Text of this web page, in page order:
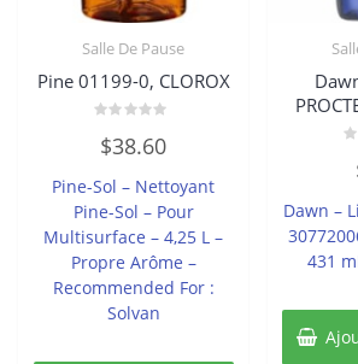
Salle De Pause
Pine 01199-0, CLOROX
0
sur
$38.60
Pine-Sol – Nettoyant
Pine-Sol – Pour
Multisurface – 4,25 L –
Propre Arôme –
Recommended For :
Solvan
Dawn –
431